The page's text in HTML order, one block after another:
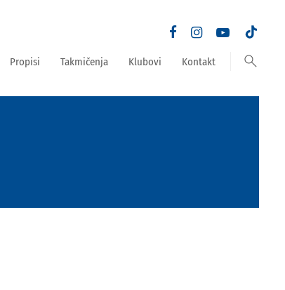
Propisi Takmičenja Klubovi Kontakt search